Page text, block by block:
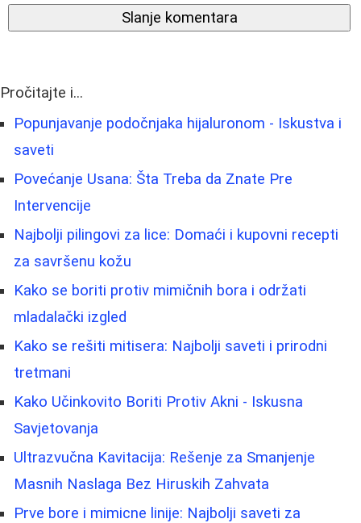
Slanje komentara
Pročitajte i...
Popunjavanje podočnjaka hijaluronom - Iskustva i
saveti
Povećanje Usana: Šta Treba da Znate Pre
Intervencije
Najbolji pilingovi za lice: Domaći i kupovni recepti
za savršenu kožu
Kako se boriti protiv mimičnih bora i održati
mladalački izgled
Kako se rešiti mitisera: Najbolji saveti i prirodni
tretmani
Kako Učinkovito Boriti Protiv Akni - Iskusna
Savjetovanja
Ultrazvučna Kavitacija: Rešenje za Smanjenje
Masnih Naslaga Bez Hiruskih Zahvata
Prve bore i mimicne linije: Najbolji saveti za